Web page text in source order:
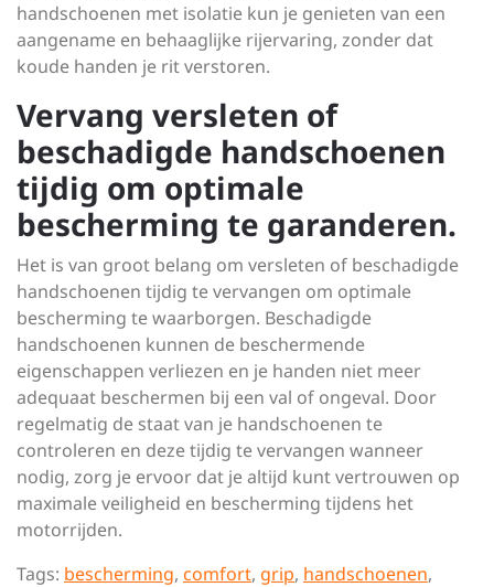
handschoenen met isolatie kun je genieten van een
aangename en behaaglijke rijervaring, zonder dat
koude handen je rit verstoren.
Vervang versleten of
beschadigde handschoenen
tijdig om optimale
bescherming te garanderen.
Het is van groot belang om versleten of beschadigde
handschoenen tijdig te vervangen om optimale
bescherming te waarborgen. Beschadigde
handschoenen kunnen de beschermende
eigenschappen verliezen en je handen niet meer
adequaat beschermen bij een val of ongeval. Door
regelmatig de staat van je handschoenen te
controleren en deze tijdig te vervangen wanneer
nodig, zorg je ervoor dat je altijd kunt vertrouwen op
maximale veiligheid en bescherming tijdens het
motorrijden.
Tags: bescherming, comfort, grip, handschoenen,